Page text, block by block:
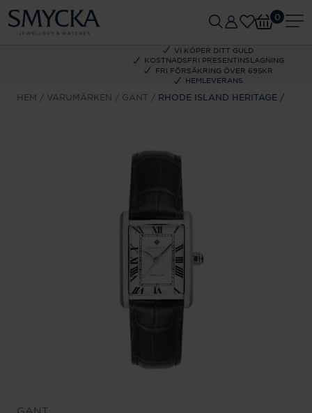
VI KÖPER DITT GULD
KOSTNADSFRI PRESENTINSLAGNING
FRI FÖRSÄKRING ÖVER 695KR
HEMLEVERANS
0
HEM VARUMÄRKEN GANT RHODE ISLAND HERITAGE
GANT